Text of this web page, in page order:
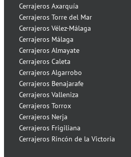
Cerrajeros Axarquía
Cerrajeros Torre del Mar
Cerrajeros Vélez-Málaga
Cerrajeros Málaga
Cerrajeros Almayate
Cerrajeros Caleta
Cerrajeros Algarrobo
Cerrajeros Benajarafe
Cerrajeros Valleniza
Cerrajeros Torrox
Cerrajeros Nerja
Cerrajeros Frigiliana
Cerrajeros Rincón de la Victoria